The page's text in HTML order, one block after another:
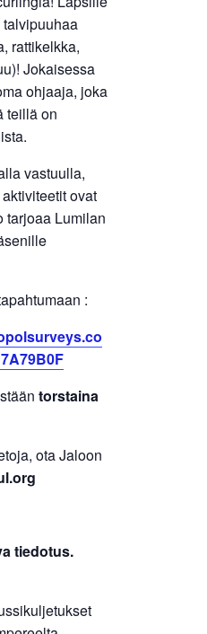
rattikelkka,
Jokaisessa
ohjaaja, joka
teillä on
vastuulla,
ovat
tarjoaa Lumilan
:
torstaina
ota Jaloon
tiedotus.